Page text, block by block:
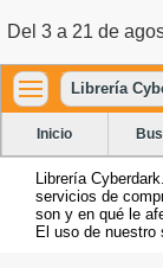
Del 3 a 21 de
Librería
Inicio
Librería
servicios de
son y en qué le
El uso de nuestro